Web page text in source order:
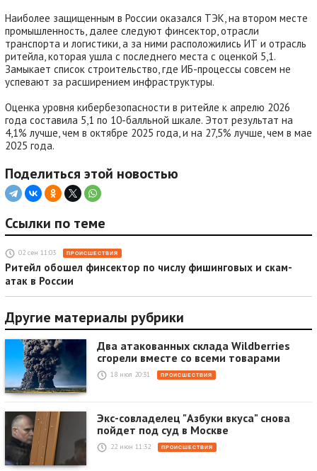
Наиболее защищенным в России оказался ТЭК, на втором месте
промышленность, далее следуют финсектор, отрасли
транспорта и логистики, а за ними расположились ИТ и отрасль
ритейла, которая ушла с последнего места с оценкой 5,1.
Замыкает список строительство, где ИБ-процессы совсем не
успевают за расширением инфраструктуры.
Оценка уровня кибербезопасности в ритейле к апрелю 2026
года составила 5,1 по 10-балльной шкале. Этот результат на
4,1% лучше, чем в октябре 2025 года, и на 27,5% лучше, чем в мае
2025 года.
Поделиться этой новостью
Ссылки по теме
02 сен 11:03 ПРОИСШЕСТВИЯ
Ритейл обошел финсектор по числу фишинговых и скам-
атак в России
Другие материалы рубрики
Два атакованных склада Wildberries
сгорели вместе со всеми товарами
18 июл 20:31 ПРОИСШЕСТВИЯ
Экс-совладелец "Азбуки вкуса" снова
пойдет под суд в Москве
22 июн 11:32 ПРОИСШЕСТВИЯ